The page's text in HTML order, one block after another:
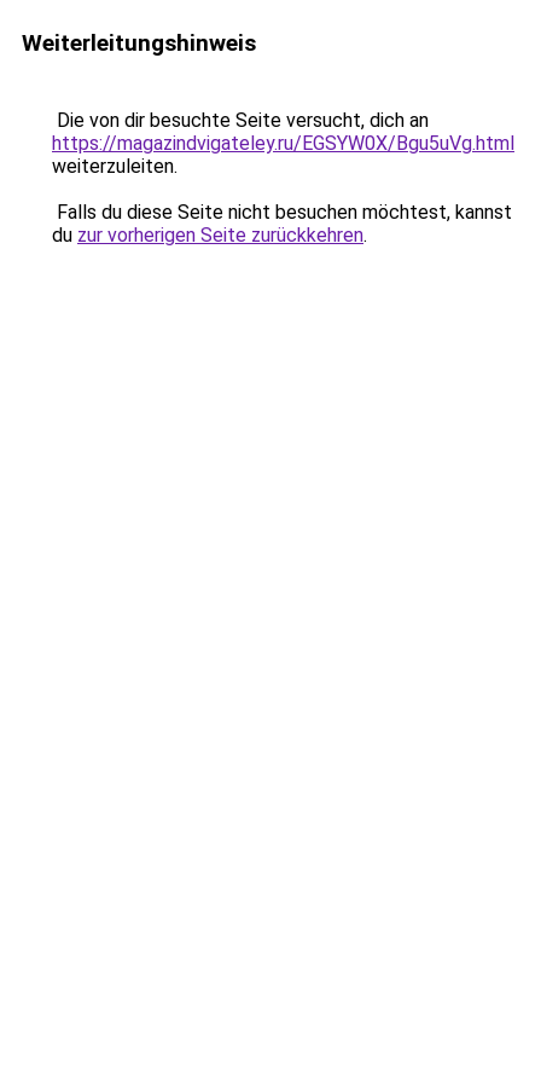
Weiterleitungshinweis
Die von dir besuchte Seite versucht, dich an
https://magazindvigateley.ru/EGSYW0X/Bgu5uVg.html
weiterzuleiten.
Falls du diese Seite nicht besuchen möchtest, kannst
du zur vorherigen Seite zurückkehren.